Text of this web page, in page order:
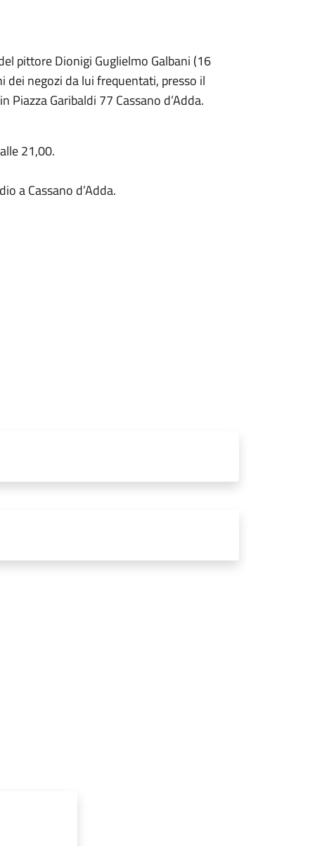
pittore Dionigi Guglielmo Galbani (16
dei negozi da lui frequentati, presso il
Garibaldi 77 Cassano d’Adda.
21,00.
a Cassano d’Adda.